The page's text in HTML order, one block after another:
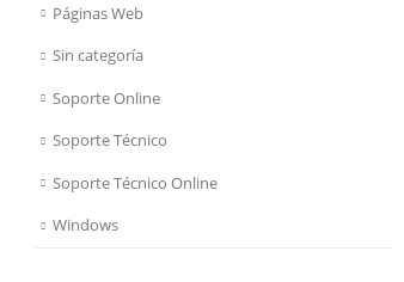
Páginas Web
Sin categoría
Soporte Online
Soporte Técnico
Soporte Técnico Online
Windows